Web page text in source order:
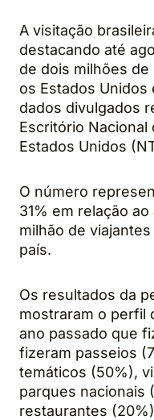
A visitação
destacando até
de dois milhões
os Estados
dados divulgados
Escritório Nacional
Estados Unidos
O número
31% em relação
milhão de
país.
Os resultados da
mostraram o perfil
ano passado que
fizeram passeios
temáticos (50%),
parques nacionais
restaurantes